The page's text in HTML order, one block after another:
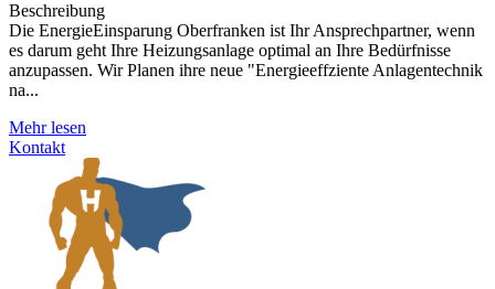
Beschreibung
Die EnergieEinsparung Oberfranken ist Ihr Ansprechpartner, wenn
es darum geht Ihre Heizungsanlage optimal an Ihre Bedürfnisse
anzupassen. Wir Planen ihre neue "Energieeffziente Anlagentechnik
na...
Mehr lesen
Kontakt